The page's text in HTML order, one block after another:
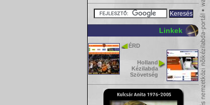
Linkek
ÉRD
Holland
Kézilabda
Szövetség